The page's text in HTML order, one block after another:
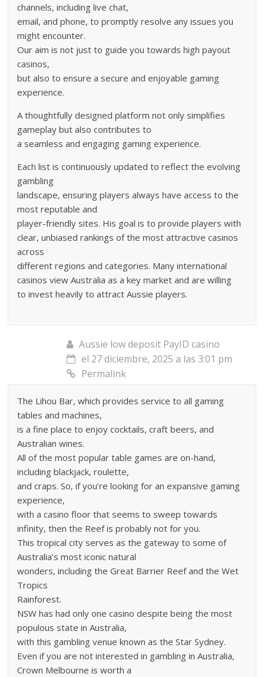
channels, including live chat,
email, and phone, to promptly resolve any issues you
might encounter.
Our aim is not just to guide you towards high payout
casinos,
but also to ensure a secure and enjoyable gaming
experience.
A thoughtfully designed platform not only simplifies
gameplay but also contributes to
a seamless and engaging gaming experience.
Each list is continuously updated to reflect the evolving
gambling
landscape, ensuring players always have access to the
most reputable and
player-friendly sites. His goal is to provide players with
clear, unbiased rankings of the most attractive casinos
across
different regions and categories. Many international
casinos view Australia as a key market and are willing
to invest heavily to attract Aussie players.
Aussie low deposit PayID casino
el 27 diciembre, 2025 a las 3:01 pm
Permalink
The Lihou Bar, which provides service to all gaming
tables and machines,
is a fine place to enjoy cocktails, craft beers, and
Australian wines.
All of the most popular table games are on-hand,
including blackjack, roulette,
and craps. So, if you’re looking for an expansive gaming
experience,
with a casino floor that seems to sweep towards
infinity, then the Reef is probably not for you.
This tropical city serves as the gateway to some of
Australia’s most iconic natural
wonders, including the Great Barrier Reef and the Wet
Tropics
Rainforest.
NSW has had only one casino despite being the most
populous state in Australia,
with this gambling venue known as the Star Sydney.
Even if you are not interested in gambling in Australia,
Crown Melbourne is worth a